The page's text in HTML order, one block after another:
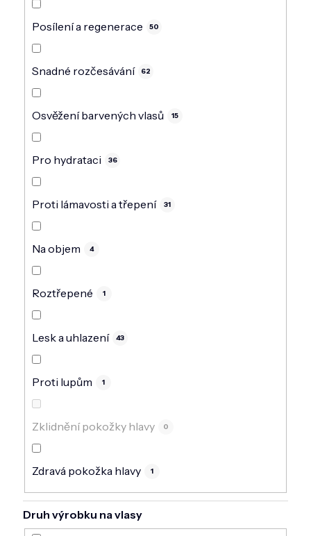
Posílení a regenerace 50
Snadné rozčesávání 62
Osvěžení barvených vlasů 15
Pro hydrataci 36
Proti lámavosti a třepení 31
Na objem 4
Roztřepené 1
Lesk a uhlazení 43
Proti lupům 1
Zklidnění pokožky hlavy 0
Zdravá pokožka hlavy 1
Druh výrobku na vlasy